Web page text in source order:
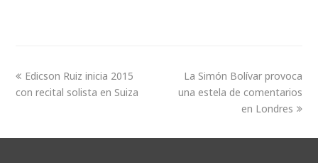
Edicson Ruiz inicia 2015
con recital solista en Suiza
La Simón Bolívar provoca
una estela de comentarios
en Londres